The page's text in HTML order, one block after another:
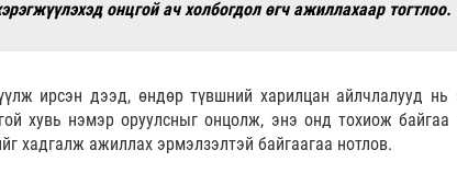
онцгой ач холбогдол өгч ажиллахаар тогтлоо.
ирсэн дээд, өндөр түвшний харилцан айлчлалууд нь
хувь нэмэр оруулсныг онцолж, энэ онд тохиож байгаа
хадгалж ажиллах эрмэлзэлтэй байгаагаа нотлов.